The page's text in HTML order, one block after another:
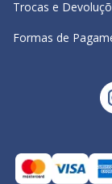
Trocas e
Formas de